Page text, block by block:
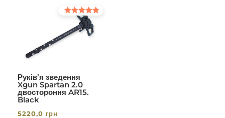
Руків’я зведення
Xgun Spartan 2.0
двостороння AR15.
Black
Оцінено в
з 5
5220,0 грн